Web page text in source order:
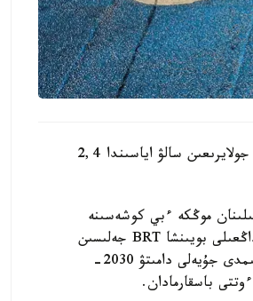
قالالىق موبيلدىلىك باسقارماسىنىڭ حابارلاۋىنشا، 2024-جىلى ساين -موڭكە ءبي جولايرىعىن سالۋ اياسىندا 2,4
موڭكە ءبي كوشەسىنە
دەيىن ۇزارتۋ اياسىندا 7,2 ك م ۆەلوجول سالىنادى. سونداي-اق، رايىمبەك باتىر داڭعىلى بويىنشا BRT جەلىسىن
سالۋ اياسىندا شامامەن 15 شاقىرىمدى جابدىقتاۋ جوسپاردا. جالپى، ۆەلوينفراقۇرىلىمدى جۇيەلى دامىتۋ 2030-
باسقارمادان.